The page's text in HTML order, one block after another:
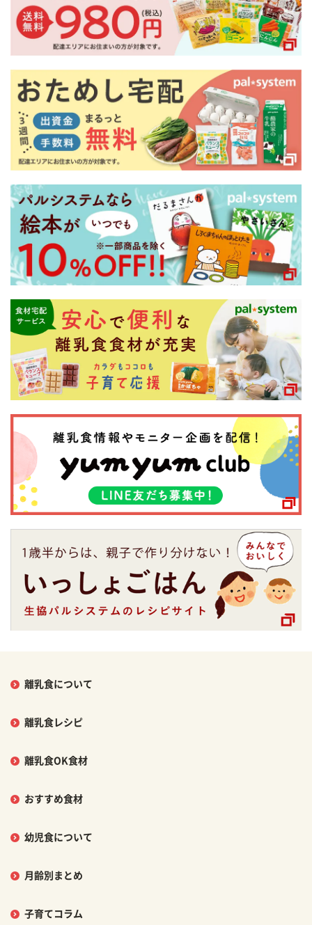
離乳食について
離乳食レシピ
離乳食OK食材
おすすめ食材
幼児食について
月齢別まとめ
子育てコラム